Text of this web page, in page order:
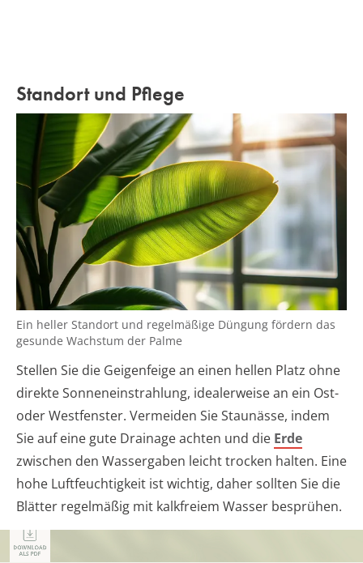
Standort und Pflege
Ein heller Standort und regelmäßige Düngung fördern das
gesunde Wachstum der Palme
Stellen Sie die Geigenfeige an einen hellen Platz ohne
direkte Sonneneinstrahlung, idealerweise an ein Ost-
oder Westfenster. Vermeiden Sie Staunässe, indem
Sie auf eine gute Drainage achten und die Erde
zwischen den Wassergaben leicht trocken halten. Eine
hohe Luftfeuchtigkeit ist wichtig, daher sollten Sie die
Blätter regelmäßig mit kalkfreiem Wasser besprühen.